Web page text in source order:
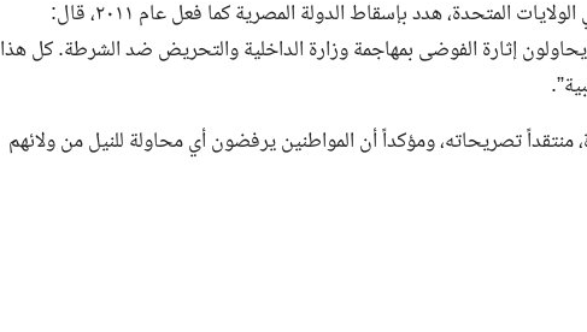
موسى، الذي أوضح أن عمرو واكد، الهارب المقيم في الولايات المتحدة، هدد بإسقاط الدولة المصرية كما فعل عام ٢٠١١، قال:
يحاولون إثارة الفوضى بمهاجمة وزارة الداخلية والتحريض ضد الشرطة. كل هذا
تصريحاته، ومؤكداً أن المواطنين يرفضون أي محاولة للنيل من ولائهم